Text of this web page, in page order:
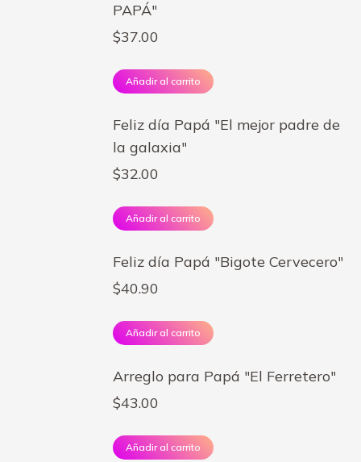
PAPÁ"
$37.00
Añadir al carrito
Feliz día Papá "El mejor padre de
la galaxia"
$32.00
Añadir al carrito
Feliz día Papá "Bigote Cervecero"
$40.90
Añadir al carrito
Arreglo para Papá "El Ferretero"
$43.00
Añadir al carrito